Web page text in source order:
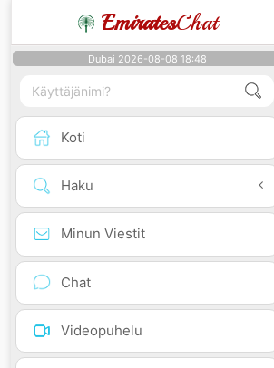
EmiratesChat
Dubai 2026-08-08 18:48
Koti
Haku
Minun Viestit
Chat
Videopuhelu